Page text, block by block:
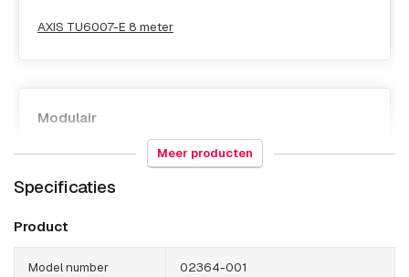
AXIS TU6007-E 8 meter
Modulair
AXIS F9104-B Mk II Main Unit
AXIS F9114-B Mk II Main Unit
AXIS F9114-R Mk II Main Unit
Meer producten
Specificaties
Product
Model number 02364-001